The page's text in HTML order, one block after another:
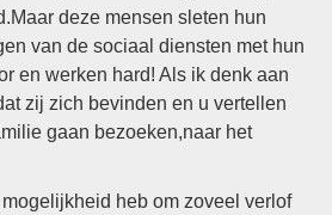
deze mensen sleten hun
van de sociaal diensten met hun
en werken hard! Als ik denk aan
zij zich bevinden en u vertellen
gaan bezoeken,naar het
heb om zoveel verlof